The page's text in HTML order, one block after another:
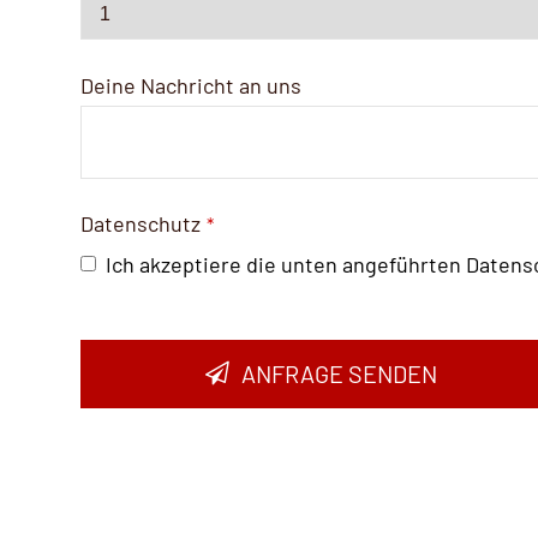
Deine Nachricht an uns
Datenschutz *
Ich akzeptiere die unten angeführten
ANFRAGE SENDEN